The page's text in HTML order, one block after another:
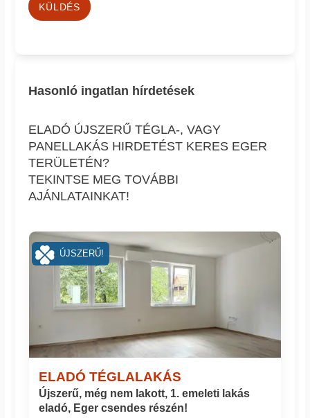
KÜLDÉS
Hasonló ingatlan hírdetések
ELADÓ ÚJSZERŰ TÉGLA-, VAGY
PANELLAKÁS HIRDETÉST KERES EGER
TERÜLETÉN?
TEKINTSE MEG TOVÁBBI
AJÁNLATAINKAT!
ELADÓ TÉGLALAKÁS
Újszerű, még nem lakott, 1. emeleti lakás
eladó, Eger csendes részén!
ÚJSZERŰ!